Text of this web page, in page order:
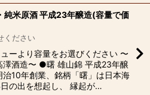
純米原酒 平成23年醸造(容量で価
ください
ーより容量をお選びください 〜
澤酒造〜 ●曙 雄山錦 平成23年醸
10年創業、銘柄「曙」は日本海
の出を想起し、 縁起が…